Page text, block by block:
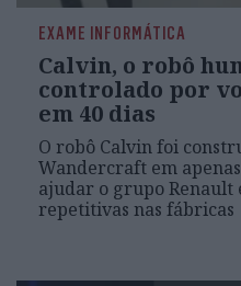
EXAME INFORMÁTICA
Calvin, o robô
controlado por
em 40 dias
O robô Calvin foi
Wandercraft em
ajudar o grupo Renault
repetitivas nas fábricas